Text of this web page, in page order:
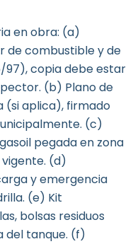
en obra: (a)
de combustible y de
97), copia debe estar
(b) Plano de
(si aplica), firmado
(c)
pegada en zona
(d)
y emergencia
(e) Kit
bolsas residuos
del tanque. (f)